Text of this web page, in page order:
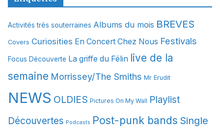
v
e
Activités très souterraines Albums du mois BREVES
Covers Curiosities En Concert Chez Nous Festivals
Focus Découverte La griffe du Félin live de la
semaine Morrissey/The Smiths Mr Erudit
NEWS OLDIES Pictures On My Wall Playlist
Découvertes Podcasts Post-punk bands Single